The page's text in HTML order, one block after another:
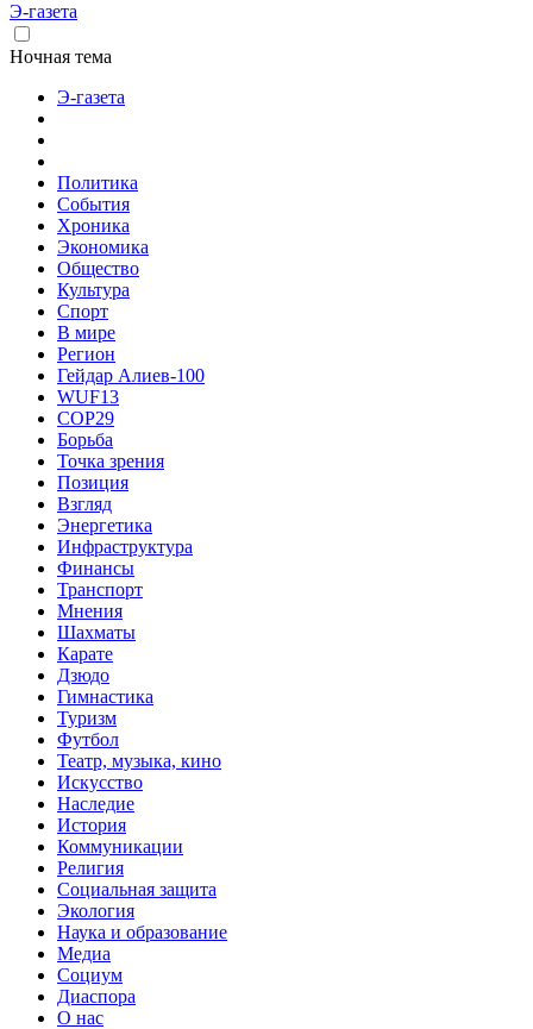
Э-газета
Ночная тема
Э-газета
Политика
События
Хроника
Экономика
Общество
Культура
Спорт
В мире
Регион
Гейдар Алиев-100
WUF13
COP29
Борьба
Точка зрения
Позиция
Взгляд
Энергетика
Инфраструктура
Финансы
Транспорт
Мнения
Шахматы
Карате
Дзюдо
Гимнастика
Туризм
Футбол
Театр, музыка, кино
Искусство
Наследие
История
Коммуникации
Религия
Социальная защита
Экология
Наука и образование
Медиа
Социум
Диаспора
О нас